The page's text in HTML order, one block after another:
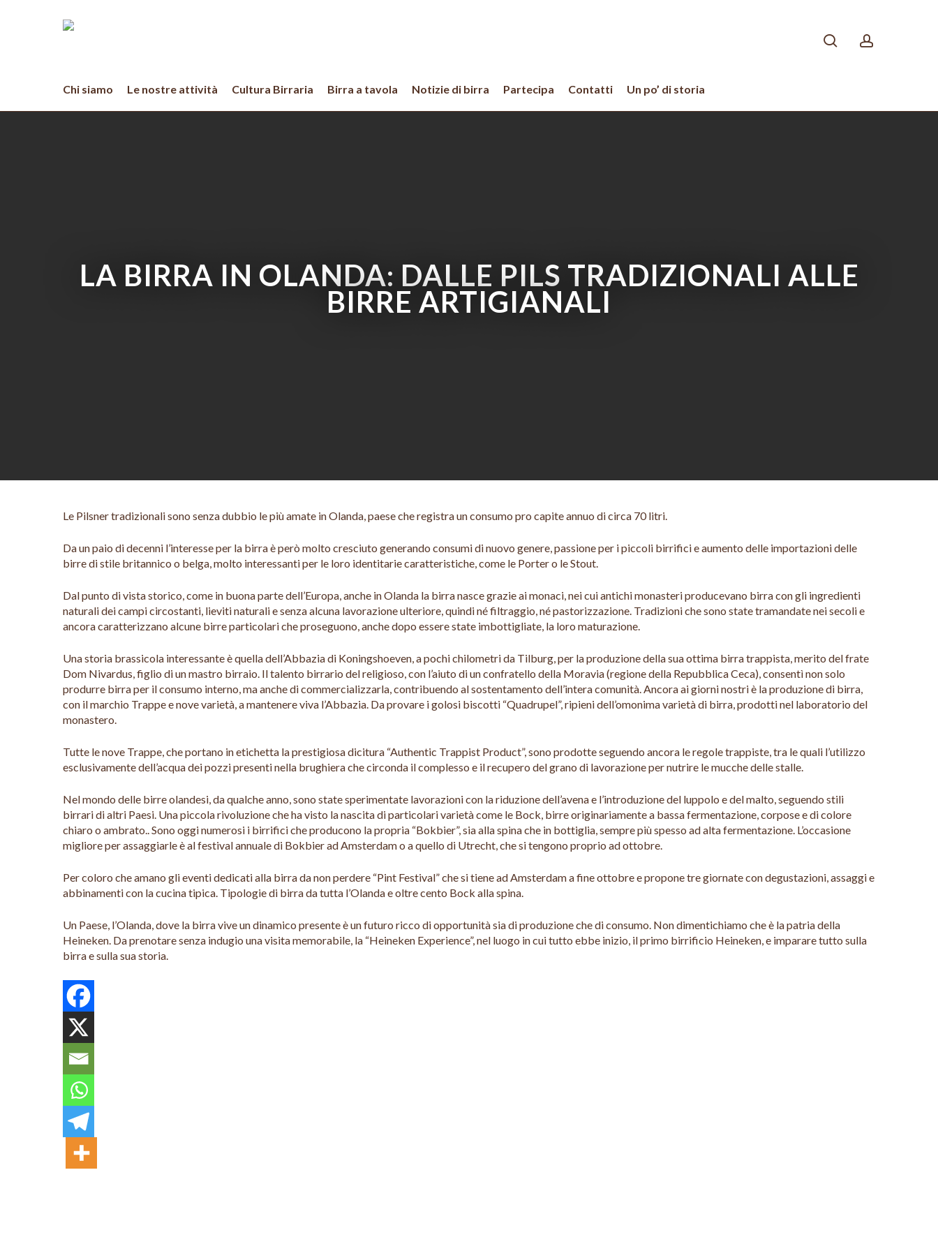
Chi siamo Le nostre attività Cultura Birraria Birra a tavola Notizie di birra Partecipa Contatti Un po’ di storia
search
LA BIRRA IN OLANDA: DALLE PILS TRADIZIONALI ALLE
BIRRE ARTIGIANALI
Le Pilsner tradizionali sono senza dubbio le più amate in Olanda, paese che registra un consumo pro capite annuo di circa 70 litri.
Da un paio di decenni l’interesse per la birra è però molto cresciuto generando consumi di nuovo genere, passione per i piccoli birrifici e aumento delle importazioni delle
birre di stile britannico o belga, molto interessanti per le loro identitarie caratteristiche, come le Porter o le Stout.
Dal punto di vista storico, come in buona parte dell’Europa, anche in Olanda la birra nasce grazie ai monaci, nei cui antichi monasteri producevano birra con gli ingredienti
naturali dei campi circostanti, lieviti naturali e senza alcuna lavorazione ulteriore, quindi né filtraggio, né pastorizzazione. Tradizioni che sono state tramandate nei secoli e
ancora caratterizzano alcune birre particolari che proseguono, anche dopo essere state imbottigliate, la loro maturazione.
Una storia brassicola interessante è quella dell’Abbazia di Koningshoeven, a pochi chilometri da Tilburg, per la produzione della sua ottima birra trappista, merito del frate
Dom Nivardus, figlio di un mastro birraio. Il talento birrario del religioso, con l’aiuto di un confratello della Moravia (regione della Repubblica Ceca), consentì non solo
produrre birra per il consumo interno, ma anche di commercializzarla, contribuendo al sostentamento dell’intera comunità. Ancora ai giorni nostri è la produzione di birra,
con il marchio Trappe e nove varietà, a mantenere viva l’Abbazia. Da provare i golosi biscotti “Quadrupel”, ripieni dell’omonima varietà di birra, prodotti nel laboratorio del
monastero.
Tutte le nove Trappe, che portano in etichetta la prestigiosa dicitura “Authentic Trappist Product”, sono prodotte seguendo ancora le regole trappiste, tra le quali l’utilizzo
esclusivamente dell’acqua dei pozzi presenti nella brughiera che circonda il complesso e il recupero del grano di lavorazione per nutrire le mucche delle stalle.
Nel mondo delle birre olandesi, da qualche anno, sono state sperimentate lavorazioni con la riduzione dell’avena e l’introduzione del luppolo e del malto, seguendo stili
birrari di altri Paesi. Una piccola rivoluzione che ha visto la nascita di particolari varietà come le Bock, birre originariamente a bassa fermentazione, corpose e di colore
chiaro o ambrato.. Sono oggi numerosi i birrifici che producono la propria “Bokbier”, sia alla spina che in bottiglia, sempre più spesso ad alta fermentazione. L’occasione
migliore per assaggiarle è al festival annuale di Bokbier ad Amsterdam o a quello di Utrecht, che si tengono proprio ad ottobre.
Per coloro che amano gli eventi dedicati alla birra da non perdere “Pint Festival” che si tiene ad Amsterdam a fine ottobre e propone tre giornate con degustazioni, assaggi e
abbinamenti con la cucina tipica. Tipologie di birra da tutta l’Olanda e oltre cento Bock alla spina.
Un Paese, l’Olanda, dove la birra vive un dinamico presente è un futuro ricco di opportunità sia di produzione che di consumo. Non dimentichiamo che è la patria della
Heineken. Da prenotare senza indugio una visita memorabile, la “Heineken Experience”, nel luogo in cui tutto ebbe inizio, il primo birrificio Heineken, e imparare tutto sulla
birra e sulla sua storia.